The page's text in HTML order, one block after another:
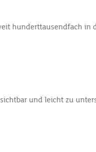
hunderttausendfach in
und leicht zu